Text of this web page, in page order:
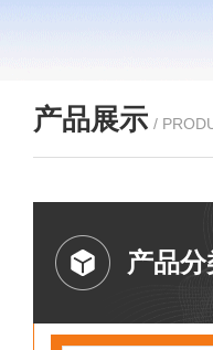
产品展示 /
产品分